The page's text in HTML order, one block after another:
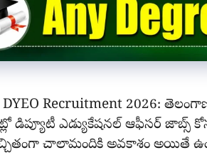
DYEO Recruitment 2026:
డిప్యూటీ ఎడ్యుకేషనల్ ఆఫీసర్ జాబ్స్
చాలామందికి అవకాశం అయితే